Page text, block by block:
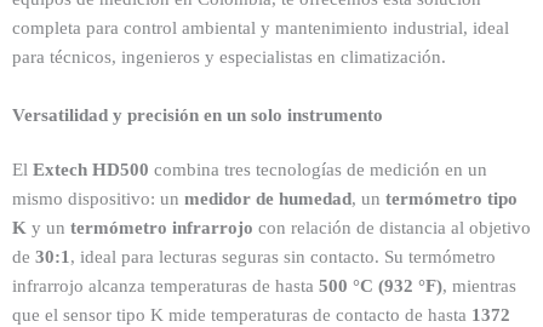
completa para control ambiental y mantenimiento industrial, ideal
para técnicos, ingenieros y especialistas en climatización.
Versatilidad y precisión en un solo instrumento
El Extech HD500 combina tres tecnologías de medición en un
mismo dispositivo: un medidor de humedad, un termómetro tipo
K y un termómetro infrarrojo con relación de distancia al objetivo
de 30:1, ideal para lecturas seguras sin contacto. Su termómetro
infrarrojo alcanza temperaturas de hasta 500 °C (932 °F), mientras
que el sensor tipo K mide temperaturas de contacto de hasta 1372